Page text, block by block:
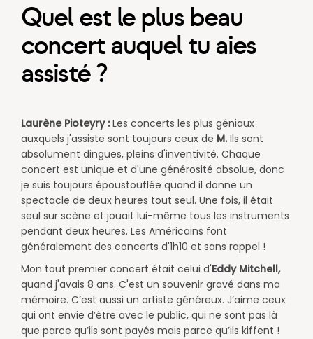
Quel est le plus beau
concert auquel tu aies
assisté ?
Laurène Pioteyry :Les concerts les plus géniaux
auxquels j'assiste sont toujours ceux de M.Ils sont
absolument dingues, pleins d'inventivité. Chaque
concert est unique et d'une générosité absolue, donc
je suis toujours époustouflée quand il donne un
spectacle de deux heures tout seul. Une fois, il était
seul sur scène et jouait lui-même tous les instruments
pendant deux heures. Les Américains font
généralement des concerts d'1h10 et sans rappel !
​Mon tout premier concert était celui d'Eddy Mitchell,
quand j'avais 8 ans. C'est un souvenir gravé dans ma
mémoire. C’est aussi un artiste généreux. J’aime ceux
qui ont envie d’être avec le public, qui ne sont pas là
que parce qu’ils sont payés mais parce qu’ils kiffent !